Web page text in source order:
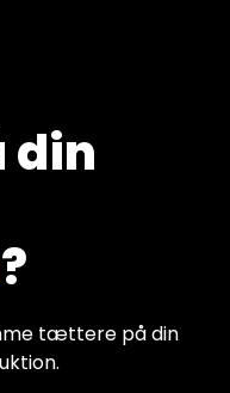
din
?
tættere på din